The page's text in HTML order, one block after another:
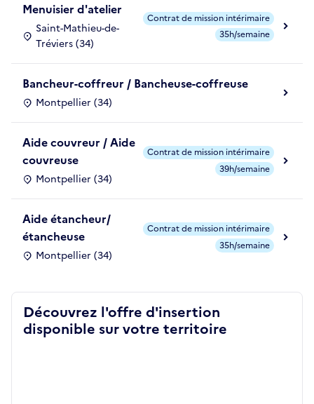
Menuisier d'atelier
Saint-Mathieu-de-
Tréviers (34)
Contrat de mission intérimaire
35h/semaine
Bancheur-coffreur / Bancheuse-coffreuse
Montpellier (34)
Aide couvreur / Aide
couvreuse
Montpellier (34)
Contrat de mission intérimaire
39h/semaine
Aide étancheur/
étancheuse
Montpellier (34)
Contrat de mission intérimaire
35h/semaine
Découvrez l'offre d'insertion
disponible sur votre territoire